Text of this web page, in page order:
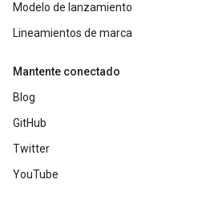
Modelo de lanzamiento
Lineamientos de marca
Mantente conectado
Blog
GitHub
Twitter
YouTube